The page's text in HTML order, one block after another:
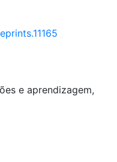
e aprendizagem,